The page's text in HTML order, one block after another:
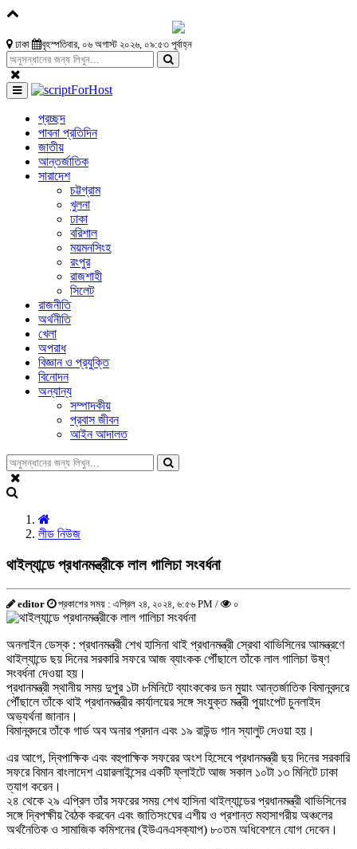
ঢাকা বৃহস্পতিবার, ০৬ অগাস্ট ২০২৬, ০৯:৫৩ পূর্বাহ্ন
প্রচ্ছদ
পাবনা প্রতিদিন
জাতীয়
আন্তর্জাতিক
সারাদেশ
চট্টগ্রাম
খুলনা
ঢাকা
বরিশাল
ময়মনসিংহ
রংপুর
রাজশাহী
সিলেট
রাজনীতি
অর্থনীতি
খেলা
অপরাধ
বিজ্ঞান ও প্রযুক্তি
বিনোদন
অন্যান্য
সম্পাদকীয়
প্রবাস জীবন
আইন আদালত
লীড নিউজ
থাইল্যান্ডে প্রধানমন্ত্রীকে লাল গালিচা সংবর্ধনা
editor প্রকাশের সময় : এপ্রিল ২৪, ২০২৪, ৬:৫৬ PM / ০
অনলাইন ডেস্ক : প্রধানমন্ত্রী শেখ হাসিনা থাই প্রধানমন্ত্রী স্রেথা থাভিসিনের আমন্ত্রণে
থাইল্যান্ডে ছয় দিনের সরকারি সফরে আজ ব্যাংকক পৌঁছালে তাঁকে লাল গালিচা উষ্ণ
সংবর্ধনা দেওয়া হয়।
প্রধানমন্ত্রী স্থানীয় সময় দুপুর ১টা ৮মিনিটে ব্যাংককের ডন মুয়াং আন্তর্জাতিক বিমানবন্দরে
পৌঁছালে তাঁকে থাই প্রধানমন্ত্রীর কার্যালয়ের সঙ্গে সংযুক্ত মন্ত্রী পুয়াংপেট চুনলাইদ
অভ্যর্থনা জানান।
বিমানবন্দরে তাঁকে গার্ড অব অনার প্রদান এবং ১৯ রাউন্ড গান স্যালুট দেওয়া হয়।
এর আগে, দ্বিপাক্ষিক এবং বহুপাক্ষিক সফরের অংশ হিসেবে প্রধানমন্ত্রী ছয় দিনের সরকারি
সফরে বিমান বাংলাদেশ এয়ারলাইন্সের একটি ফ্লাইটে আজ সকাল ১০টা ১৩ মিনিটে ঢাকা
ত্যাগ করেন।
২৪ থেকে ২৯ এপ্রিল তাঁর সফরের সময় শেখ হাসিনা থাইল্যান্ডের প্রধানমন্ত্রী থাভিসিনের
সঙ্গে দ্বিপক্ষীয় বৈঠক করবেন এবং জাতিসংঘের এশীয় ও প্রশান্ত মহাসাগরীয় অঞ্চলের
অর্থনৈতিক ও সামাজিক কমিশনের (ইউএনএসক্যাপ) ৮০তম অধিবেশনে যোগ দেবেন।